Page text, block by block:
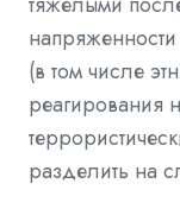
(в том числе
реагирования
разделить на